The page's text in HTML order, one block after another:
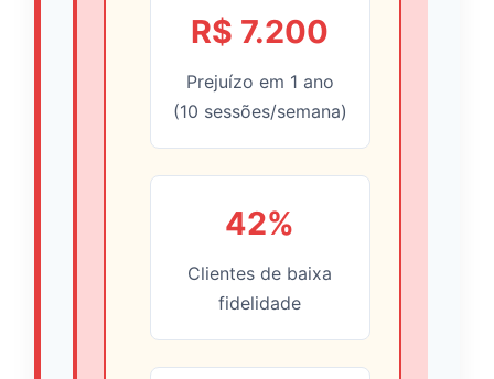
R$ 7.200
Prejuízo em 1 ano
(10 sessões/semana)
42%
Clientes de baixa
fidelidade